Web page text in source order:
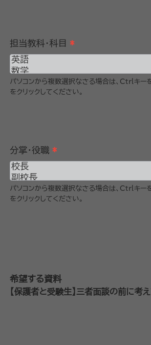
担当教科・科目 *
パソコンから複数選択なさる場合は、Ctrlキー
をクリックしてください。
分掌・役職 *
パソコンから複数選択なさる場合は、Ctrlキー
をクリックしてください。
希望する資料
【保護者と受験生】三者面談の前に考